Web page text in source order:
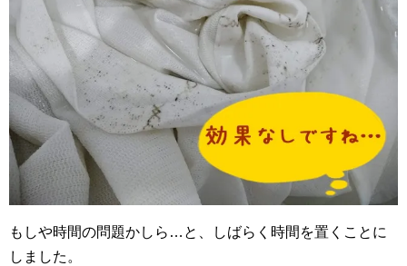
もしや時間の問題かしら…と、しばらく時間を置くことに
しました。